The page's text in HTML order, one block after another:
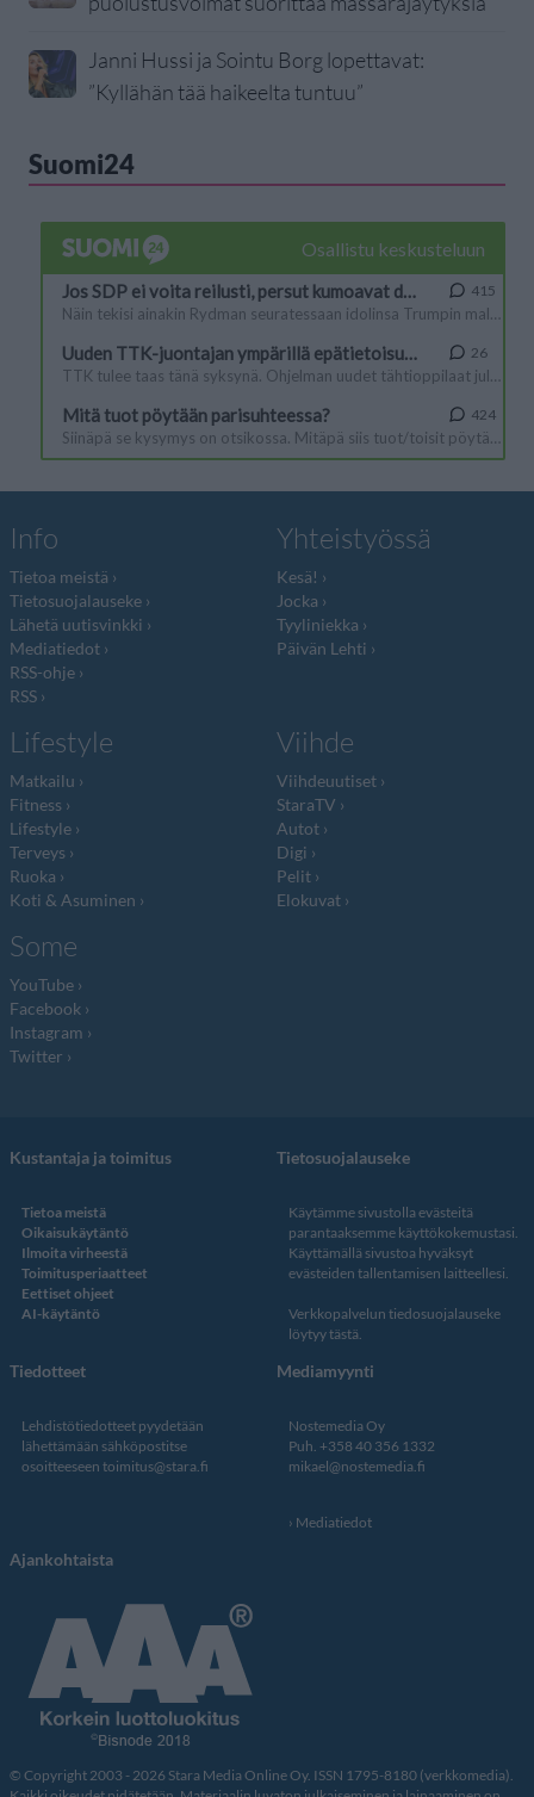
Janni Hussi ja Sointu Borg lopettavat:
”Kyllähän tää haikeelta tuntuu”
Suomi24
Info
Tietoa meistä
Tietosuojalauseke
Lähetä uutisvinkki
Mediatiedot
RSS-ohje
RSS
Yhteistyössä
Kesä!
Jocka
Tyyliniekka
Päivän Lehti
Lifestyle
Matkailu
Fitness
Lifestyle
Terveys
Ruoka
Koti & Asuminen
Viihde
Viihdeuutiset
StaraTV
Autot
Digi
Pelit
Elokuvat
Some
YouTube
Facebook
Instagram
Twitter
Kustantaja ja toimitus
Tietoa meistä
Oikaisukäytäntö
Ilmoita virheestä
Toimitusperiaatteet
Eettiset ohjeet
AI-käytäntö
Tietosuojalauseke
Käytämme sivustolla evästeitä
parantaaksemme käyttökokemustasi.
Käyttämällä sivustoa hyväksyt
evästeiden tallentamisen laitteellesi.
Verkkopalvelun tiedosuojalauseke
löytyy tästä
Tiedotteet
Lehdistötiedotteet pyydetään
lähettämään sähköpostitse
osoitteeseen toimitus@stara.fi
Mediamyynti
Nostemedia Oy
Puh. +358 40 356 1332
mikael@nostemedia.fi
Mediatiedot
Ajankohtaista
© Copyright 2003 - 2026 Stara Media Online Oy. ISSN 1795-8180 (verkkomedia).